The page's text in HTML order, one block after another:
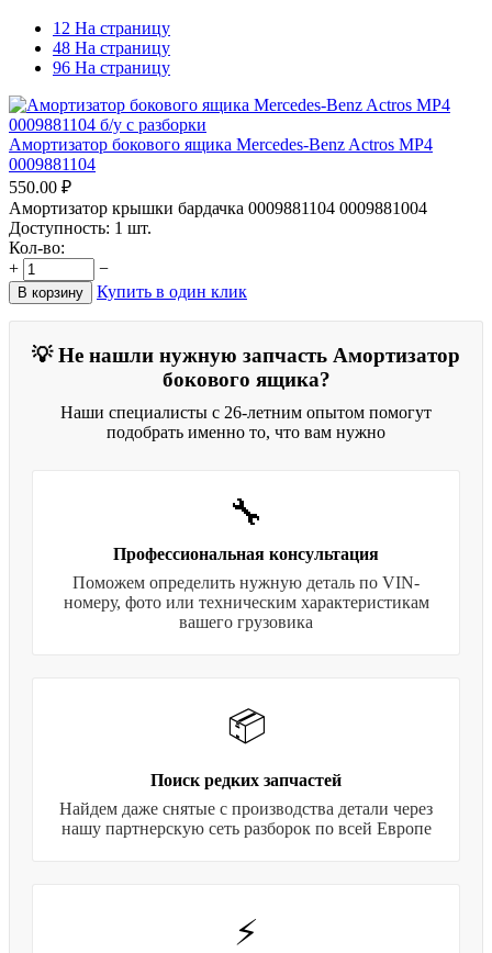
12 На страницу
48 На страницу
96 На страницу
Амортизатор бокового ящика Mercedes-Benz Actros MP4
0009881104
550.00 ₽
Амортизатор крышки бардачка 0009881104 0009881004
Доступность: 1 шт.
Кол-во:
+
−
В корзину Купить в один клик
💡 Не нашли нужную запчасть Амортизатор
бокового ящика?
Наши специалисты с 26-летним опытом помогут
подобрать именно то, что вам нужно
🔧
Профессиональная консультация
Поможем определить нужную деталь по VIN-
номеру, фото или техническим характеристикам
вашего грузовика
📦
Поиск редких запчастей
Найдем даже снятые с производства детали через
нашу партнерскую сеть разборок по всей Европе
⚡